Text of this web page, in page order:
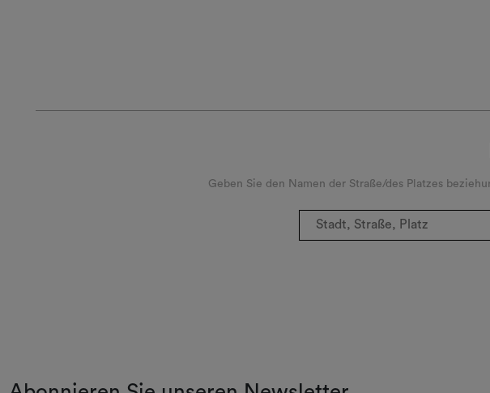
Geben Sie den Namen der Straße/des Platzes